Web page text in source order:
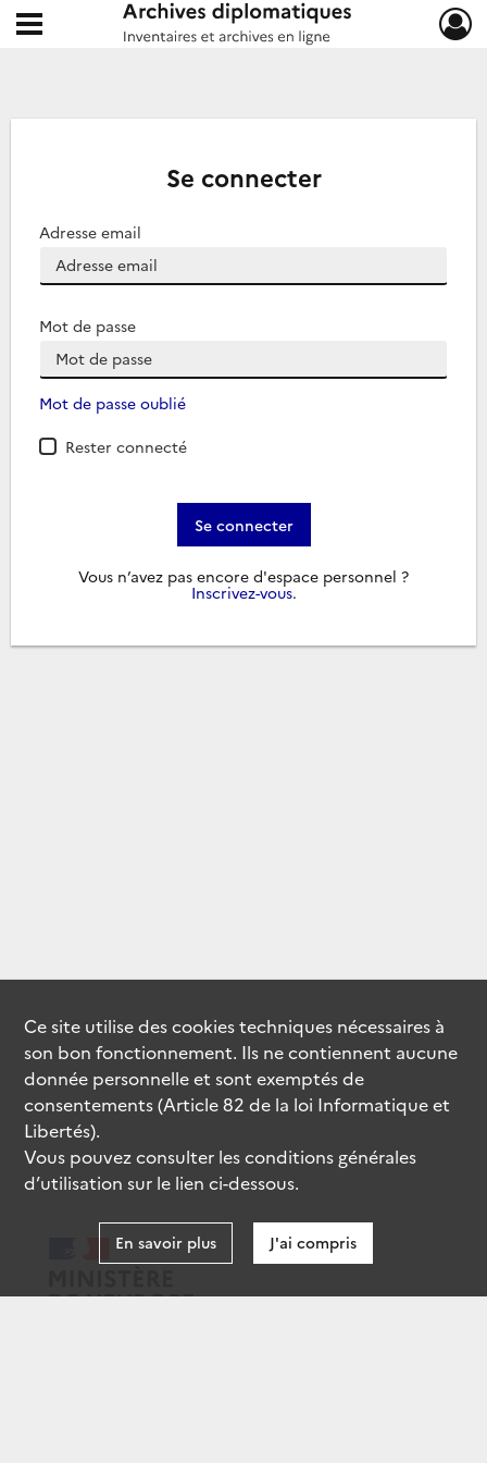
Archives diplomatiques
Ouvrir le menu déroulant
Se connecter
Adresse email
Mot de passe
Mot de passe oublié
Rester connecté
Se connecter
Vous n’avez pas encore d'espace personnel ?
Inscrivez-vous.
Ce site utilise descookiestechniques nécessaires à
son bon fonctionnement. Ils ne contiennent aucune
donnée personnelle et sont exemptés de
consentements (Article 82 de la loi Informatique et
Libertés).
Vous pouvez consulter les conditions générales
d’utilisation sur le lien ci-dessous.
En savoir plus J'ai compris